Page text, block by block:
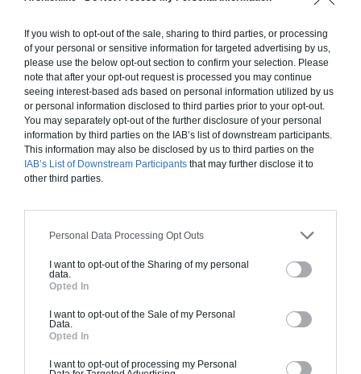
If you wish to opt-out of the sale, sharing to third parties, or processing
of your personal or sensitive information for targeted advertising by us,
please use the below opt-out section to confirm your selection. Please
note that after your opt-out request is processed you may continue
seeing interest-based ads based on personal information utilized by us
or personal information disclosed to third parties prior to your opt-out.
You may separately opt-out of the further disclosure of your personal
information by third parties on the IAB’s list of downstream participants.
This information may also be disclosed by us to third parties on the
IAB’s List of Downstream Participants that may further disclose it to
other third parties.
Personal Data Processing Opt Outs
I want to opt-out of the Sharing of my personal
data.
Opted In
I want to opt-out of the Sale of my Personal
Data.
Opted In
I want to opt-out of processing my Personal
Finitions haut de gamme. Le prix "clé en main"
inclut le gros oeuvre et le second oeuvre (cuisine,
peinture, sols...), mais exclut piscine, jardin et
clôture.
À partir de
263 000€ TTC
Construction BBC
standards. Construction en bloc coffrant isolant
(RT 2020). Finitions haut de gamme. Le prix "clé
en main" inclut le gros oeuvre et le second